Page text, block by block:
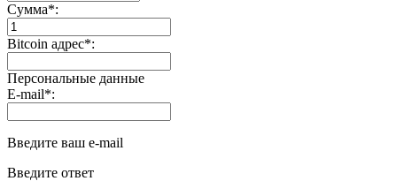
Сумма*:
Bitcoin адрес*:
Персональные данные
E-mail*:
Введите ваш e-mail
Введите ответ